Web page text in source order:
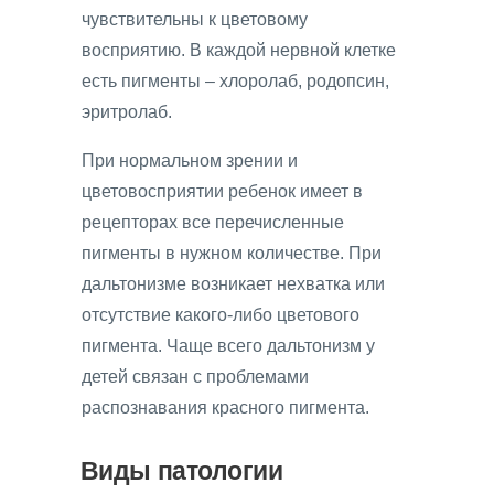
чувствительны к цветовому
восприятию. В каждой нервной клетке
есть пигменты – хлоролаб, родопсин,
эритролаб.
При нормальном зрении и
цветовосприятии ребенок имеет в
рецепторах все перечисленные
пигменты в нужном количестве. При
дальтонизме возникает нехватка или
отсутствие какого-либо цветового
пигмента. Чаще всего дальтонизм у
детей связан с проблемами
распознавания красного пигмента.
Виды патологии